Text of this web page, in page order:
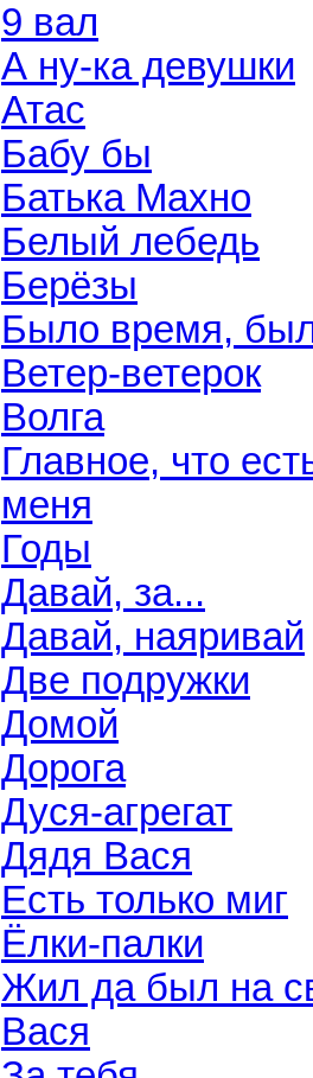
9 вал
А ну-ка девушки
Атас
Бабу бы
Батька Махно
Белый лебедь
Берёзы
Было время,
Ветер-ветерок
Волга
Главное, что
меня
Годы
Давай, за...
Давай, наяривай
Две подружки
Домой
Дорога
Дуся-агрегат
Дядя Вася
Есть только миг
Ёлки-палки
Жил да был на
Вася